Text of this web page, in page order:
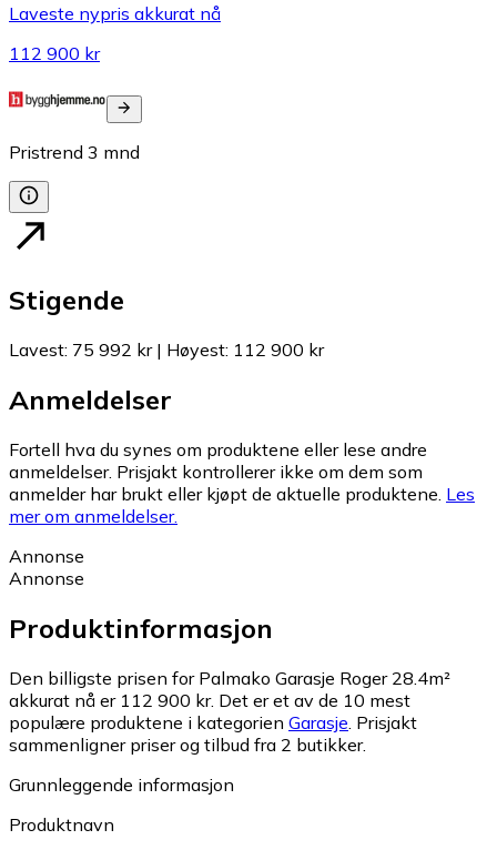
Laveste nypris akkurat nå
112 900 kr
Pristrend 3 mnd
Stigende
Lavest: 75 992 kr| Høyest: 112 900 kr
Anmeldelser
Fortell hva du synes om produktene eller lese andre
anmeldelser. Prisjakt kontrollerer ikke om dem som
anmelder har brukt eller kjøpt de aktuelle produktene. Les
mer om anmeldelser.
Annonse
Annonse
Produktinformasjon
Den billigste prisen for Palmako Garasje Roger 28.4m²
akkurat nå er 112 900 kr. Det er et av de 10 mest
populære produktene i kategorien Garasje Prisjakt
sammenligner priser og tilbud fra 2 butikker.
Grunnleggende informasjon
Produktnavn